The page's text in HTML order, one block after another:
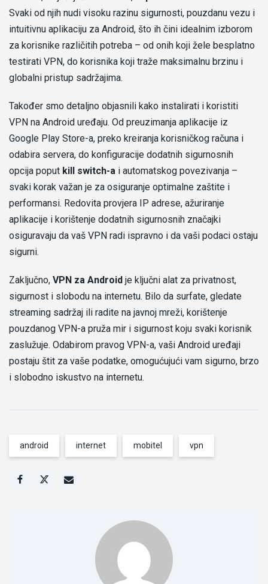
Svaki od njih nudi visoku razinu sigurnosti, pouzdanu vezu i
intuitivnu aplikaciju za Android, što ih čini idealnim izborom
za korisnike različitih potreba – od onih koji žele besplatno
testirati VPN, do korisnika koji traže maksimalnu brzinu i
globalni pristup sadržajima.
Također smo detaljno objasnili kako instalirati i koristiti
VPN na Android uređaju. Od preuzimanja aplikacije iz
Google Play Store-a, preko kreiranja korisničkog računa i
odabira servera, do konfiguracije dodatnih sigurnosnih
opcija poput kill switch-a i automatskog povezivanja –
svaki korak važan je za osiguranje optimalne zaštite i
performansi. Redovita provjera IP adrese, ažuriranje
aplikacije i korištenje dodatnih sigurnosnih značajki
osiguravaju da vaš VPN radi ispravno i da vaši podaci ostaju
sigurni.
Zaključno, VPN za Android je ključni alat za privatnost,
sigurnost i slobodu na internetu. Bilo da surfate, gledate
streaming sadržaj ili radite na javnoj mreži, korištenje
pouzdanog VPN-a pruža mir i sigurnost koju svaki korisnik
zaslužuje. Odabirom pravog VPN-a, vaši Android uređaji
postaju štit za vaše podatke, omogućujući vam sigurno, brzo
i slobodno iskustvo na internetu.
android internet mobitel vpn